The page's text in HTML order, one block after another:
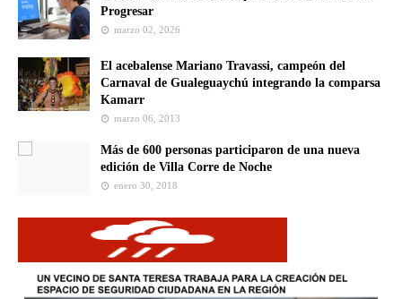
Progresar
marzo 02, 2026
El acebalense Mariano Travassi, campeón del
Carnaval de Gualeguaychú integrando la comparsa
Kamarr
marzo 06, 2013
Más de 600 personas participaron de una nueva
edición de Villa Corre de Noche
enero 30, 2018